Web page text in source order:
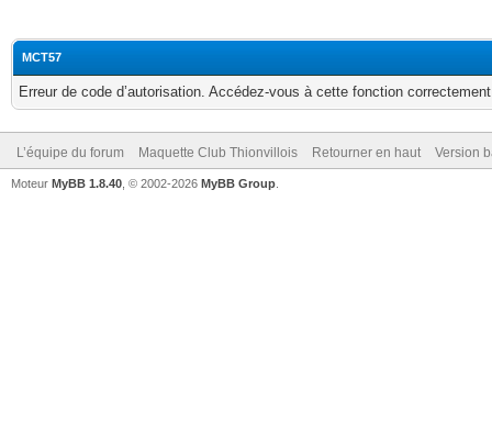
MCT57
Erreur de code d’autorisation. Accédez-vous à cette fonction
L’équipe du forum Maquette Club Thionvillois Retourner en haut Version
Moteur MyBB 1.8.40 , © 2002-2026 MyBB Group